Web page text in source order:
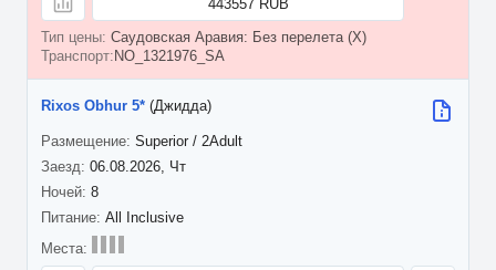
443557 RUB
Саудовская Аравия: Без перелета (X)
NO_1321976_SA
06.08.2026, Чт
8
Rixos Obhur 5* (Джидда)
Superior / 2Adult
All Inclusive